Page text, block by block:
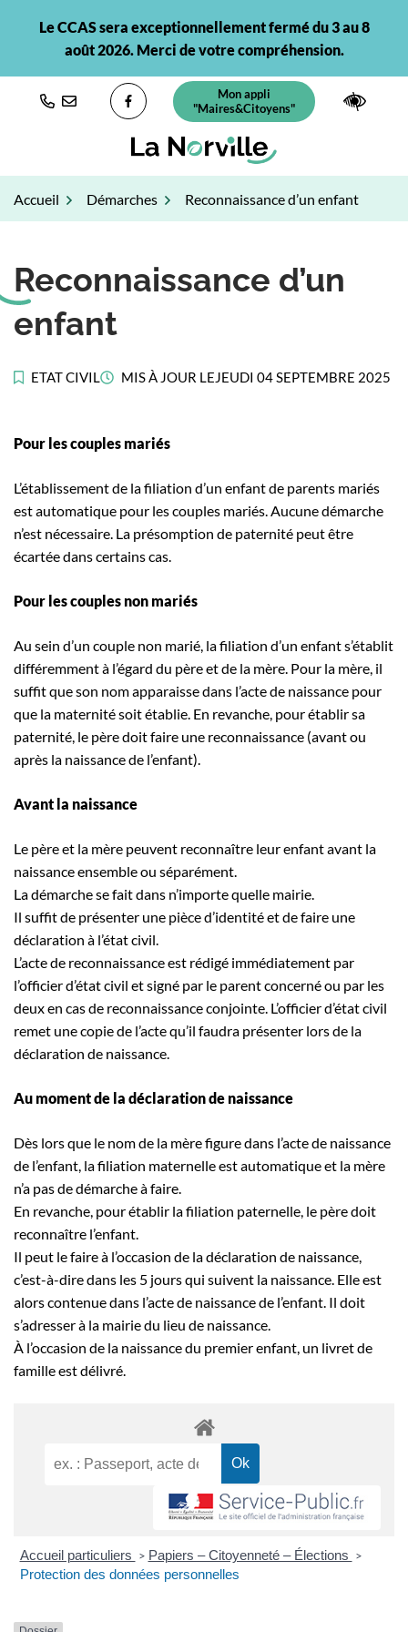
Le CCAS sera exceptionnellement fermé du 3 au 8
août 2026. Merci de votre compréhension.
Lien vers le compte Facebook
Mon appli
"Maires&Citoyens"(ouverture dans un nouvel
Accueil Démarches Reconnaissance d’un enfant
Reconnaissance d’un
enfant
ETAT CIVIL MIS À JOUR LEJEUDI 04 SEPTEMBRE 2025
Pour les couples mariés
L’établissement de la filiation d’un enfant de parents mariés
est automatique pour les couples mariés. Aucune démarche
n’est nécessaire. La présomption de paternité peut être
écartée dans certains cas.
Pour les couples non mariés
Au sein d’un couple non marié, la filiation d’un enfant s’établit
différemment à l’égard du père et de la mère. Pour la mère, il
suffit que son nom apparaisse dans l’acte de naissance pour
que la maternité soit établie. En revanche, pour établir sa
paternité, le père doit faire une reconnaissance (avant ou
après la naissance de l’enfant).
Avant la naissance
Le père et la mère peuvent reconnaître leur enfant avant la
naissance ensemble ou séparément.
La démarche se fait dans n’importe quelle mairie.
Il suffit de présenter une pièce d’identité et de faire une
déclaration à l’état civil.
L’acte de reconnaissance est rédigé immédiatement par
l’officier d’état civil et signé par le parent concerné ou par les
deux en cas de reconnaissance conjointe. L’officier d’état civil
remet une copie de l’acte qu’il faudra présenter lors de la
déclaration de naissance.
Au moment de la déclaration de naissance
Dès lors que le nom de la mère figure dans l’acte de naissance
de l’enfant, la filiation maternelle est automatique et la mère
n’a pas de démarche à faire.
En revanche, pour établir la filiation paternelle, le père doit
reconnaître l’enfant.
Il peut le faire à l’occasion de la déclaration de naissance,
c’est-à-dire dans les 5 jours qui suivent la naissance. Elle est
alors contenue dans l’acte de naissance de l’enfant. Il doit
s’adresser à la mairie du lieu de naissance.
À l’occasion de la naissance du premier enfant, un livret de
famille est délivré.
Accueil particuliers > Papiers – Citoyenneté – Élections >
Protection des données personnelles